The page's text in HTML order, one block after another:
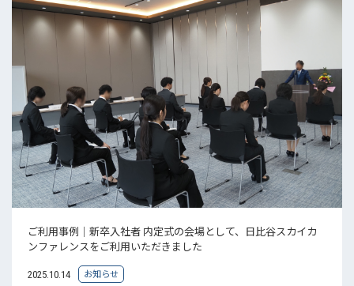
ご利用事例｜新卒入社者 内定式の会場として、日比谷スカイカ
ンファレンスをご利用いただきました
2025.10.14 お知らせ